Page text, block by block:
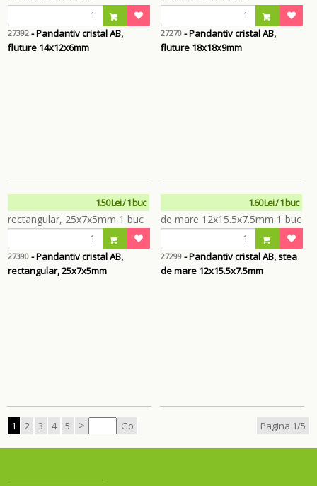
27392 - Pandantiv cristal AB,
fluture 14x12x6mm
27270- Pandantiv cristal AB,
fluture 18x18x9mm
1.50 Lei / 1 buc
27390 - Pandantiv cristal AB,
rectangular, 25x7x5mm
1.60 Lei / 1 buc
27299- Pandantiv cristal AB, stea
de mare 12x15.5x7.5mm
1 2 3 4 5 > Go Pagina 1/5